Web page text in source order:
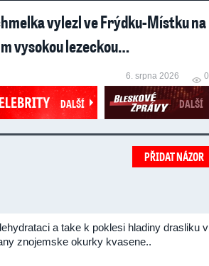
vylezl ve Frýdku-Místku na
vysokou lezeckou…
0
6. srpna 2026
DALŠÍ DALŠÍ
PŘIDAT NÁZOR
a take k poklesi hladiny drasliku v
znojemske okurky kvasene..